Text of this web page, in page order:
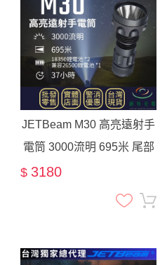
JETBeam M30 高亮遠射手
電筒 3000流明 695米 尾部
戰術開關 爆閃 搜索 探險
$ 3180